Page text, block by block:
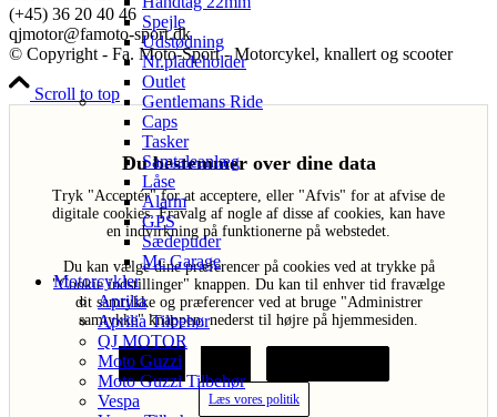
Spejle
Udstødning
Nr.pladeholder
Outlet
Gentlemans Ride
Caps
Tasker
Samtaleanlæg
Låse
Alarm
GPS
Sædepuder
Mc Garage
Motorcykler
Aprilia
Aprilia Tilbehør
QJ MOTOR
Moto Guzzi
Moto Guzzi Tilbehør
Vespa
(+45) 36 20 40 46
qjmotor@famoto-sport.dk
© Copyright - Fa. Moto-Sport - Motorcykel, knallert og scooter
Scroll to top
Du bestemmer over dine data
Tryk "Acceptér" for at acceptere, eller "Afvis" for at afvise de
digitale cookies. Fravalg af nogle af disse af cookies, kan have
en indvirkning på funktionerne på webstedet.
Du kan vælge dine præferencer på cookies ved at trykke på
"Cookie indstillinger" knappen. Du kan til enhver tid fravælge
dit samtykke og præferencer ved at bruge "Administrer
samtykke" knappen, nederst til højre på hjemmesiden.
Acceptér
Læs vores politik